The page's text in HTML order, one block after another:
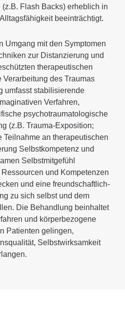
Flash Backs) erheblich in
beeinträchtigt.
Umgang mit den Symptomen
zur Distanzierung und
therapeutischen
des Traumas
umfasst stabilisierende
Verfahren,
psychotraumatologische
(z.B. Trauma-Exposition;
Teilnahme an therapeutischen
Selbstkompetenz und
Selbstmitgefühl
und Kompetenzen
und eine freundschaftlich-
zu sich selbst und dem
Die Behandlung beinhaltet
und körperbezogene
Patienten gelingen,
Selbstwirksamkeit